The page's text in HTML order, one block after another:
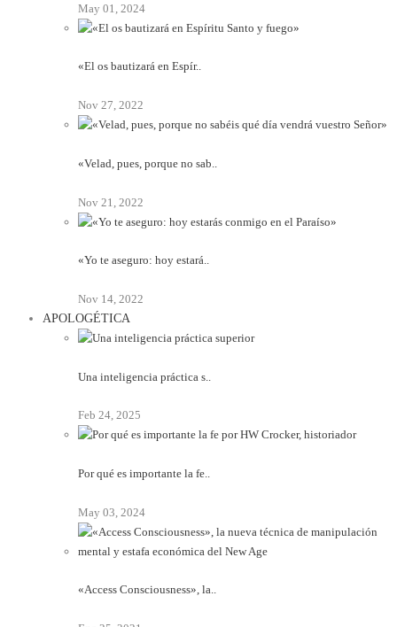
May 01, 2024
«El os bautizará en Espír..
Nov 27, 2022
«Velad, pues, porque no sab..
Nov 21, 2022
«Yo te aseguro: hoy estará..
Nov 14, 2022
APOLOGÉTICA
Una inteligencia práctica s..
Feb 24, 2025
Por qué es importante la fe..
May 03, 2024
«Access Consciousness», la..